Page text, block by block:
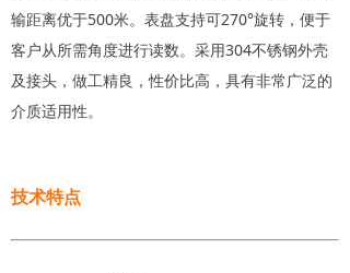
输距离优于500米。表盘支持可270°旋转，便于
客户从所需角度进行读数。采用304不锈钢外壳
及接头，做工精良，性价比高，具有非常广泛的
介质适用性。
技术特点